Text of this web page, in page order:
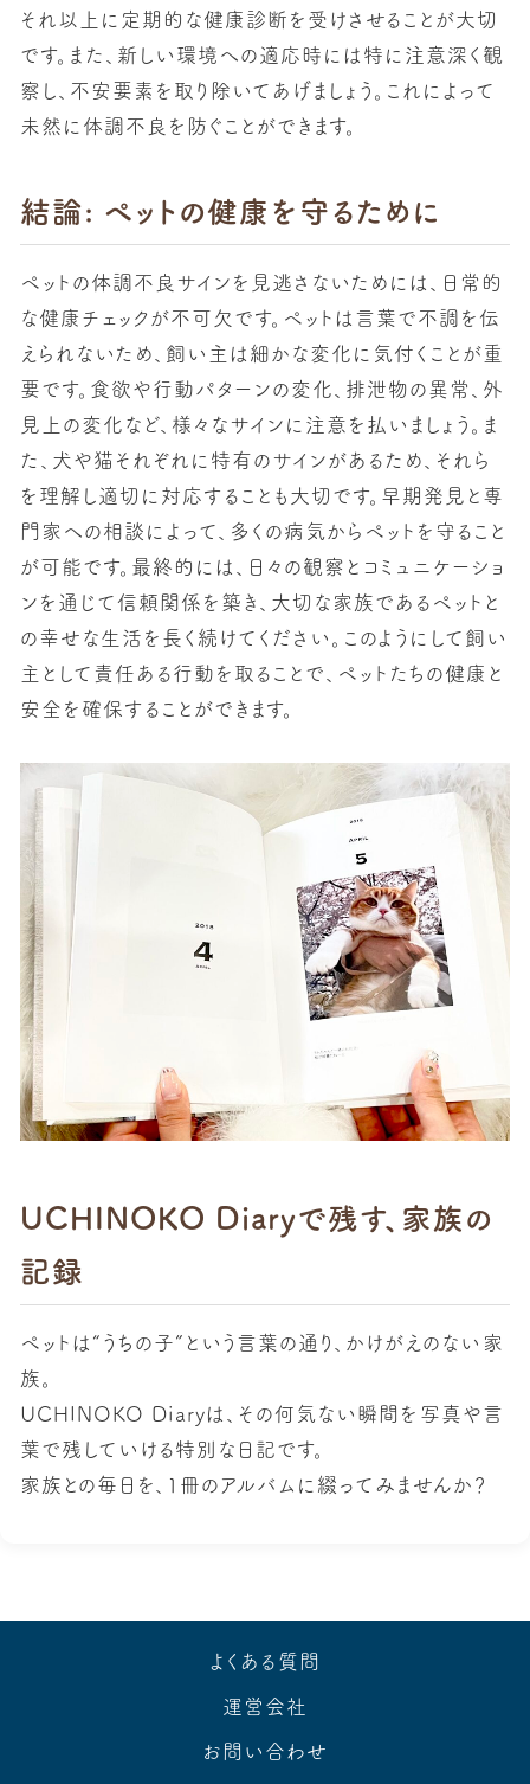
それ以上に定期的な健康診断を受けさせることが大切
です。また、新しい環境への適応時には特に注意深く観
察し、不安要素を取り除いてあげましょう。これによって
未然に体調不良を防ぐことができます。
結論: ペットの健康を守るために
ペットの体調不良サインを見逃さないためには、日常的
な健康チェックが不可欠です。ペットは言葉で不調を伝
えられないため、飼い主は細かな変化に気付くことが重
要です。食欲や行動パターンの変化、排泄物の異常、外
見上の変化など、様々なサインに注意を払いましょう。ま
た、犬や猫それぞれに特有のサインがあるため、それら
を理解し適切に対応することも大切です。早期発見と専
門家への相談によって、多くの病気からペットを守ること
が可能です。最終的には、日々の観察とコミュニケーショ
ンを通じて信頼関係を築き、大切な家族であるペットと
の幸せな生活を長く続けてください。このようにして飼い
主として責任ある行動を取ることで、ペットたちの健康と
安全を確保することができます。
UCHINOKO Diaryで残す、家族の
記録
ペットは“うちの子”という言葉の通り、かけがえのない家
族。
UCHINOKO Diaryは、その何気ない瞬間を写真や言
葉で残していける特別な日記です。
家族との毎日を、1冊のアルバムに綴ってみませんか？
よくある質問
運営会社
お問い合わせ